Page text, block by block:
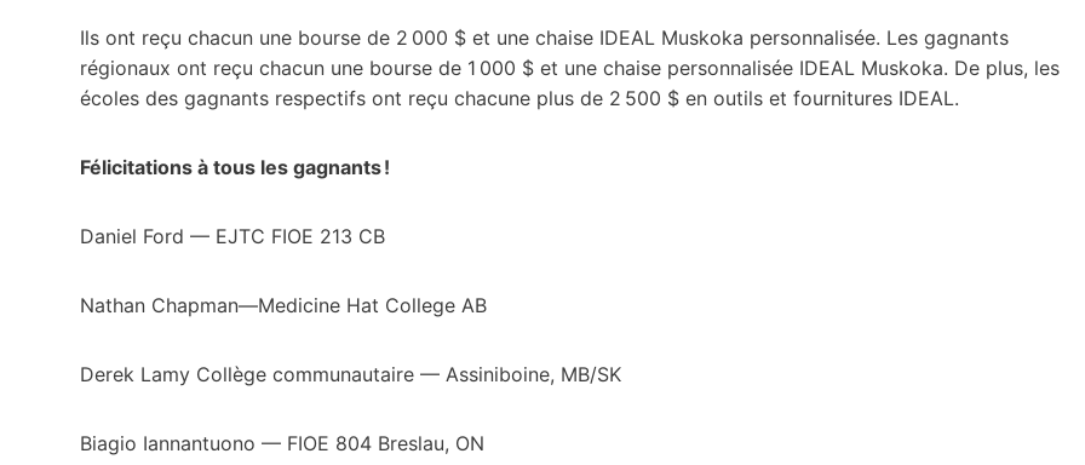
Ils ont reçu chacun une bourse de 2 000 $ et une chaise IDEAL Muskoka personnalisée. Les gagnants
régionaux ont reçu chacun une bourse de 1 000 $ et une chaise personnalisée IDEAL Muskoka. De plus, les
écoles des gagnants respectifs ont reçu chacune plus de 2 500 $ en outils et fournitures IDEAL.
Félicitations à tous les gagnants !
Daniel Ford — EJTC FIOE 213 CB
Nathan Chapman—Medicine Hat College AB
Derek Lamy Collège communautaire — Assiniboine, MB/SK
Biagio Iannantuono — FIOE 804 Breslau, ON